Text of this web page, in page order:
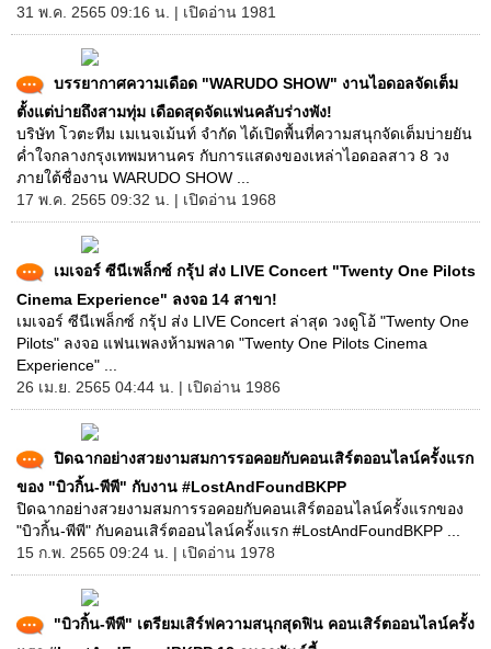
31 พ.ค. 2565 09:16 น. | เปิดอ่าน 1981
บรรยากาศความเดือด "WARUDO SHOW" งานไอดอลจัดเต็ม
ตั้งแต่บ่ายถึงสามทุ่ม เดือดสุดจัดแฟนคลับร่างพัง!
บริษัท โวตะทีม เมเนจเม้นท์ จำกัด ได้เปิดพื้นที่ความสนุกจัดเต็มบ่ายยัน
ค่ำใจกลางกรุงเทพมหานคร กับการแสดงของเหล่าไอดอลสาว 8 วง
ภายใต้ชื่องาน WARUDO SHOW ...
17 พ.ค. 2565 09:32 น. | เปิดอ่าน 1968
เมเจอร์ ซีนีเพล็กซ์ กรุ้ป ส่ง LIVE Concert "Twenty One Pilots
Cinema Experience" ลงจอ 14 สาขา!
เมเจอร์ ซีนีเพล็กซ์ กรุ้ป ส่ง LIVE Concert ล่าสุด วงดูโอ้ "Twenty One
Pilots" ลงจอ แฟนเพลงห้ามพลาด "Twenty One Pilots Cinema
Experience" ...
26 เม.ย. 2565 04:44 น. | เปิดอ่าน 1986
ปิดฉากอย่างสวยงามสมการรอคอยกับคอนเสิร์ตออนไลน์ครั้งแรก
ของ "บิวกิ้น-พีพี" กับงาน #LostAndFoundBKPP
ปิดฉากอย่างสวยงามสมการรอคอยกับคอนเสิร์ตออนไลน์ครั้งแรกของ
"บิวกิ้น-พีพี" กับคอนเสิร์ตออนไลน์ครั้งแรก #LostAndFoundBKPP ...
15 ก.พ. 2565 09:24 น. | เปิดอ่าน 1978
"บิวกิ้น-พีพี" เตรียมเสิร์ฟความสนุกสุดฟิน คอนเสิร์ตออนไลน์ครั้ง